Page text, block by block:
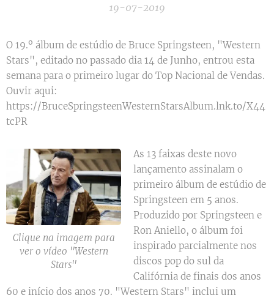
19-07-2019
O 19.º álbum de estúdio de Bruce Springsteen, "Western
Stars", editado no passado dia 14 de Junho, entrou esta
semana para o primeiro lugar do Top Nacional de Vendas.
Ouvir aqui:
https://BruceSpringsteenWesternStarsAlbum.lnk.to/X44
tcPR
Clique na imagem para
ver o vídeo ''Western
Stars''
As 13 faixas deste novo
lançamento assinalam o
primeiro álbum de estúdio de
Springsteen em 5 anos.
Produzido por Springsteen e
Ron Aniello, o álbum foi
inspirado parcialmente nos
discos pop do sul da
Califórnia de finais dos anos
60 e início dos anos 70. "Western Stars" inclui um